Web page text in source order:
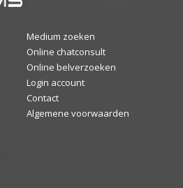
Medium zoeken
Online chatconsult
Online belverzoeken
Login account
Contact
Algemene voorwaarden